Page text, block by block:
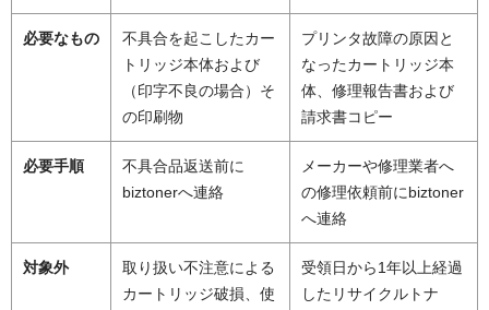
必要なもの
不具合を起こしたカー
トリッジ本体および
（印字不良の場合）そ
の印刷物
プリンタ故障の原因と
なったカートリッジ本
体、修理報告書および
請求書コピー
必要手順
不具合品返送前に
biztonerへ連絡
メーカーや修理業者へ
の修理依頼前にbiztoner
へ連絡
対象外
取り扱い不注意による
カートリッジ破損、使
受領日から1年以上経過
したリサイクルトナ